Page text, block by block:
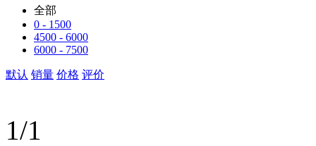
全部
0 - 1500
4500 - 6000
6000 - 7500
默认 销量 价格 评价
1/1